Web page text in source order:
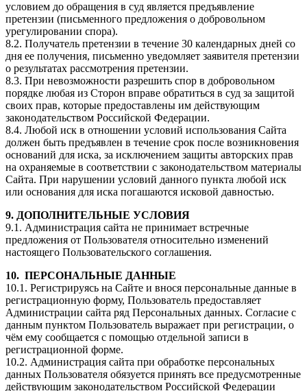
условием до обращения в суд является предъявление
претензии (письменного предложения о добровольном
урегулировании спора).
8.2. Получатель претензии в течение 30 календарных дней со
дня ее получения, письменно уведомляет заявителя претензии
о результатах рассмотрения претензии.
8.3. При невозможности разрешить спор в добровольном
порядке любая из Сторон вправе обратиться в суд за защитой
своих прав, которые предоставлены им действующим
законодательством Российской Федерации.
8.4. Любой иск в отношении условий использования Сайта
должен быть предъявлен в течение срок после возникновения
оснований для иска, за исключением защиты авторских прав
на охраняемые в соответствии с законодательством материалы
Сайта. При нарушении условий данного пункта любой иск
или основания для иска погашаются исковой давностью.
9. ДОПОЛНИТЕЛЬНЫЕ УСЛОВИЯ
9.1. Администрация сайта не принимает встречные
предложения от Пользователя относительно изменений
настоящего Пользовательского соглашения.
10. ПЕРСОНАЛЬНЫЕ ДАННЫЕ
10.1. Регистрируясь на Сайте и внося персональные данные в
регистрационную форму, Пользователь предоставляет
Администрации сайта ряд Персональных данных. Согласие с
данным пунктом Пользователь выражает при регистрации, о
чём ему сообщается с помощью отдельной записи в
регистрационной форме.
10.2. Администрация сайта при обработке персональных
данных Пользователя обязуется принять все предусмотренные
действующим законодательством Российской Федерации